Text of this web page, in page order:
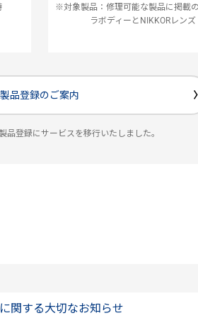
※対象製品：修理可能な製品に掲載
ラボディーとNIKKORレンズ
製品登録のご案内
品登録にサービスを移行いたしました。
関する大切なお知らせ